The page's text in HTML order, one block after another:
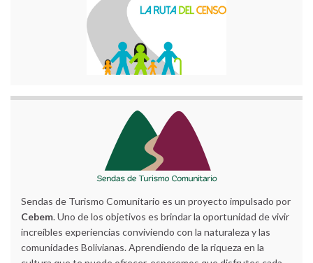
Sendas de Turismo Comunitario es un proyecto impulsado por
Cebem. Uno de los objetivos es brindar la oportunidad de vivir
increíbles experiencias conviviendo con la naturaleza y las
comunidades Bolivianas. Aprendiendo de la riqueza en la